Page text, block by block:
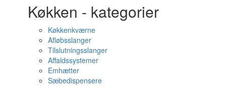
Køkken - kategorier
Køkkenkværne
Afløbsslanger
Tilslutningsslanger
Affaldssystemer
Emhætter
Sæbedispensere